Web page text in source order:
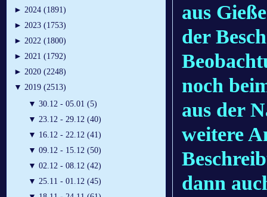
► 2024 (1891)
► 2023 (1753)
► 2022 (1800)
► 2021 (1792)
► 2020 (2248)
▼ 2019 (2513)
▼ 30.12 - 05.01 (5)
▼ 23.12 - 29.12 (40)
▼ 16.12 - 22.12 (41)
▼ 09.12 - 15.12 (50)
▼ 02.12 - 08.12 (42)
▼ 25.11 - 01.12 (45)
aus
der
noch
aus der
weitere
dann